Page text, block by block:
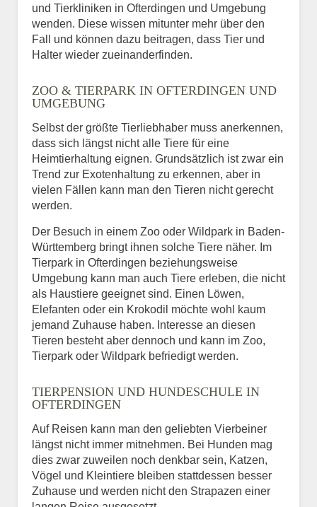
und Tierkliniken in Ofterdingen und Umgebung
wenden. Diese wissen mitunter mehr über den
Fall und können dazu beitragen, dass Tier und
Halter wieder zueinanderfinden.
ZOO & TIERPARK IN OFTERDINGEN UND
UMGEBUNG
Selbst der größte Tierliebhaber muss anerkennen,
dass sich längst nicht alle Tiere für eine
Heimtierhaltung eignen. Grundsätzlich ist zwar ein
Trend zur Exotenhaltung zu erkennen, aber in
vielen Fällen kann man den Tieren nicht gerecht
werden.
Der Besuch in einem Zoo oder Wildpark in Baden-
Württemberg bringt ihnen solche Tiere näher. Im
Tierpark in Ofterdingen beziehungsweise
Umgebung kann man auch Tiere erleben, die nicht
als Haustiere geeignet sind. Einen Löwen,
Elefanten oder ein Krokodil möchte wohl kaum
jemand Zuhause haben. Interesse an diesen
Tieren besteht aber dennoch und kann im Zoo,
Tierpark oder Wildpark befriedigt werden.
TIERPENSION UND HUNDESCHULE IN
OFTERDINGEN
Auf Reisen kann man den geliebten Vierbeiner
längst nicht immer mitnehmen. Bei Hunden mag
dies zwar zuweilen noch denkbar sein, Katzen,
Vögel und Kleintiere bleiben stattdessen besser
Zuhause und werden nicht den Strapazen einer